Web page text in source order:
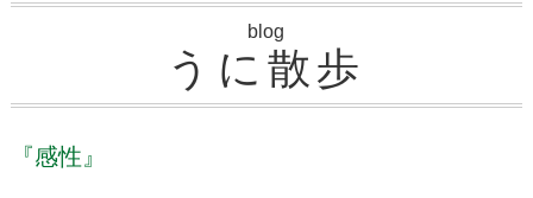
blog
うに散歩
『感性』